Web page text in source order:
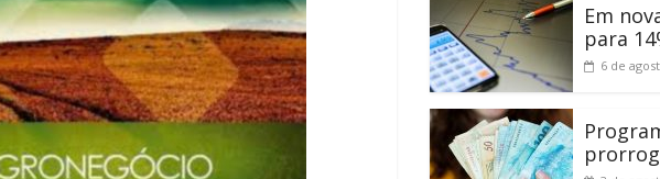
Em
para
6 de